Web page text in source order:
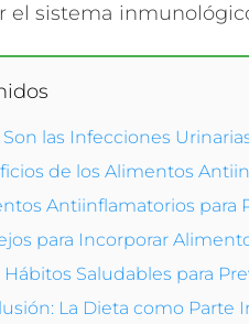
el sistema
Son las Infecciones
de los Alimentos
Antiinflamatorios para
para Incorporar
Hábitos Saludables para
La Dieta como Parte